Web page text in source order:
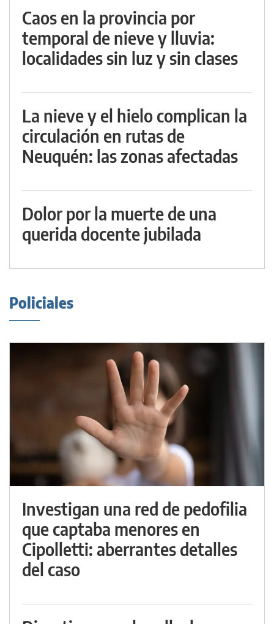
Caos en la provincia por
temporal de nieve y lluvia:
localidades sin luz y sin clases
La nieve y el hielo complican la
circulación en rutas de
Neuquén: las zonas afectadas
Dolor por la muerte de una
querida docente jubilada
Policiales
Investigan una red de pedofilia
que captaba menores en
Cipolletti: aberrantes detalles
del caso